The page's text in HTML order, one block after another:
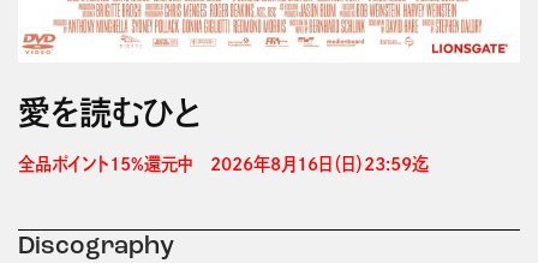
愛を読むひと
全品ポイント15%還元中　2026年8月16日（日）23:59迄
Discography